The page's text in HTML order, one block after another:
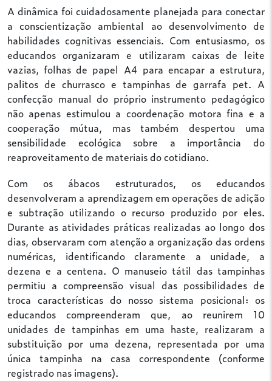
A dinâmica foi cuidadosamente planejada para conectar
a conscientização ambiental ao desenvolvimento de
habilidades cognitivas essenciais. Com entusiasmo, os
educandos organizaram e utilizaram caixas de leite
vazias, folhas de papel A4 para encapar a estrutura,
palitos de churrasco e tampinhas de garrafa pet. A
confecção manual do próprio instrumento pedagógico
não apenas estimulou a coordenação motora fina e a
cooperação mútua, mas também despertou uma
sensibilidade ecológica sobre a importância do
reaproveitamento de materiais do cotidiano.
Com os ábacos estruturados, os educandos
desenvolveram a aprendizagem em operações de adição
e subtração utilizando o recurso produzido por eles.
Durante as atividades práticas realizadas ao longo dos
dias, observaram com atenção a organização das ordens
numéricas, identificando claramente a unidade, a
dezena e a centena. O manuseio tátil das tampinhas
permitiu a compreensão visual das possibilidades de
troca características do nosso sistema posicional: os
educandos compreenderam que, ao reunirem 10
unidades de tampinhas em uma haste, realizaram a
substituição por uma dezena, representada por uma
única tampinha na casa correspondente (conforme
registrado nas imagens).